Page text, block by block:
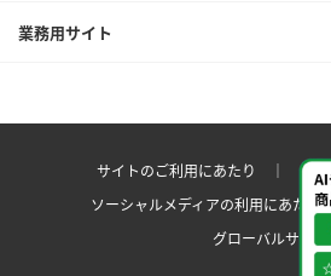
業務用サイト
サイトのご利用にあたり ｜プラ
ソーシャルメディアの利用にあたり
グローバルサイト